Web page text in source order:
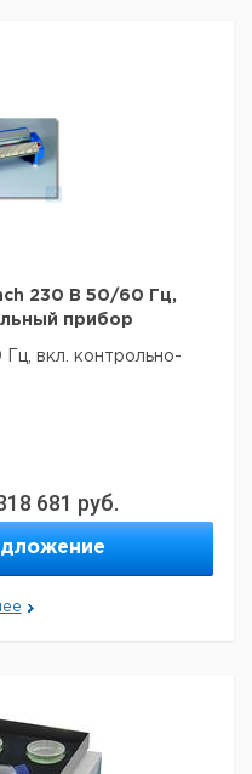
230 В 50/60 Гц,
прибор
вкл. контрольно-
681 руб.